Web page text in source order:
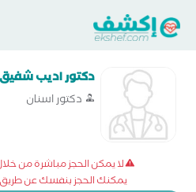
دكتور اديب شفيق
دكتور اسنان
لا يمكن الحجز مباشرة من
يمكنك الحجز بنفسك عن طريق